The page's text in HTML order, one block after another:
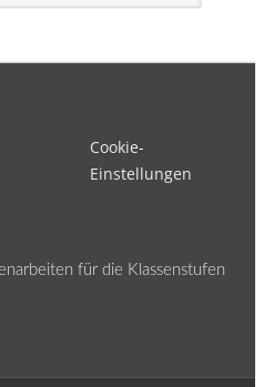
Cookie-
Einstellungen
für die Klassenstufen